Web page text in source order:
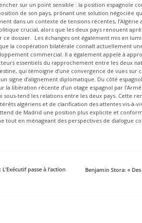
sur un point sensible : la position espagnole
de son pays, prônant une solution négociée
dans un contexte de tensions récentes, l’Algérie
crucial, alors que les deux pays renouent
ce dossier. Les échanges ont également mis en
la coopération bilatérale connaît actuellement
commercial. Il a également appelé à
essentiels du rapprochement entre les deux
qui témoigne d’une convergence de vues
signe d’alignement diplomatique. Du côté
la libération récente d’un otage espagnol par
tend les relations entre les deux pays. Cette
algériens et de clarification des attentes vis-à-
de Madrid une position plus explicite et
tout en ménageant des perspectives de dialogue
passe à l’action
Benjamin Stora: «